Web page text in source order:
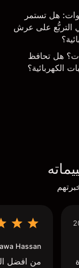
خلال 5 سنوات: هل تستمر
التربُّع على عرش
هل تحافظ
الكهربائية؟
Hassan
من افضل